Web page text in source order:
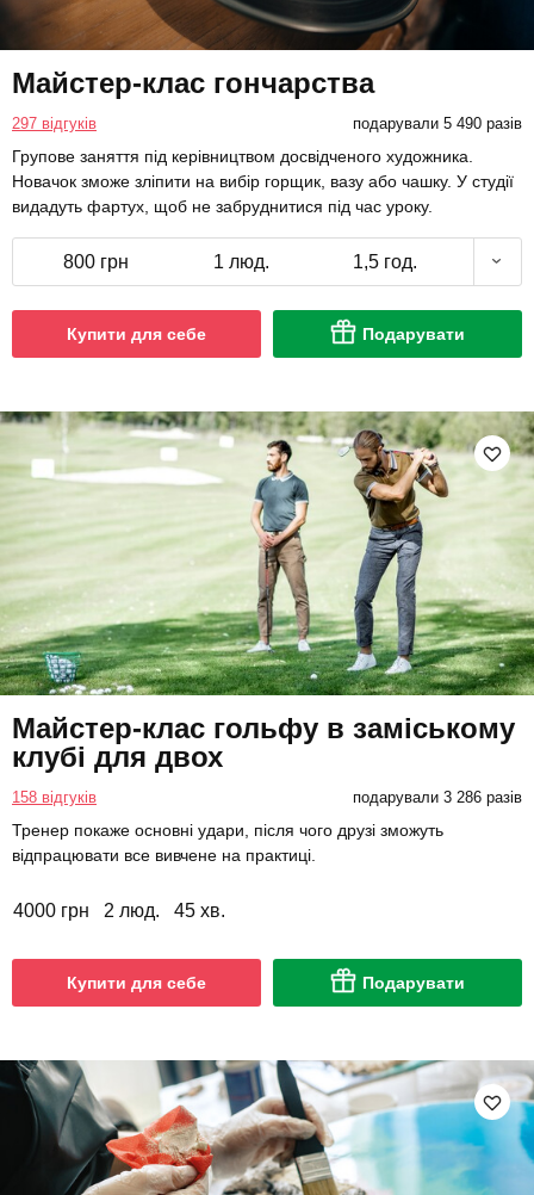
Майстер-клас гончарства
297 відгуків подарували 5 490 разів
Групове заняття під керівництвом досвідченого художника.
Новачок зможе зліпити на вибір горщик, вазу або чашку. У студії
видадуть фартух, щоб не забруднитися під час уроку.
800 грн 1 люд. 1,5 год.
Купити для себе Подарувати
Майстер-клас гольфу в заміському
клубі для двох
158 відгуків подарували 3 286 разів
Тренер покаже основні удари, після чого друзі зможуть
відпрацювати все вивчене на практиці.
4000 грн 2 люд. 45 хв.
Купити для себе Подарувати